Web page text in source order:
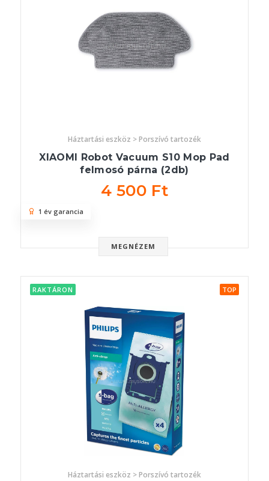
Háztartási eszköz > Porszívó tartozék
XIAOMI Robot Vacuum S10 Mop Pad
felmosó párna (2db)
4 500 Ft
MEGNÉZEM
1 év garancia
RAKTÁRON TOP
Háztartási eszköz > Porszívó tartozék